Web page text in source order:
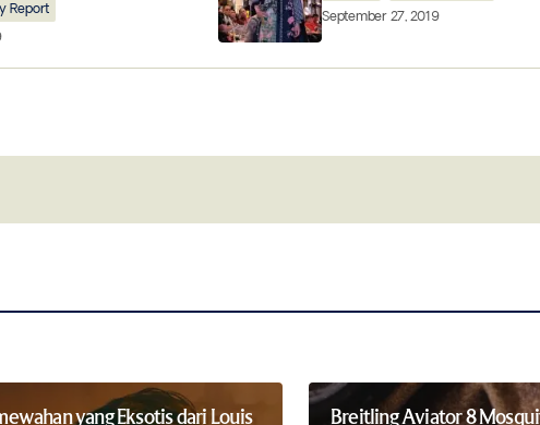
in this browser for
Report
September 27, 2019
yang Eksotis dari Louis
Breitling Aviator 8